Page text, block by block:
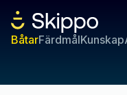
BåtarFärdmålKunskap